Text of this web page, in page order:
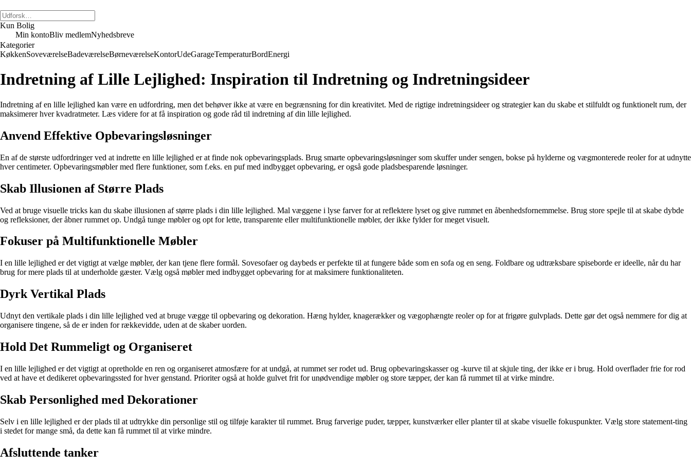
Kun Bolig
Min kontoBliv medlemNyhedsbreve
Kategorier
KøkkenSoveværelseBadeværelseBørneværelseKontorUdeGarageTemperaturBordEnergi
Indretning af Lille Lejlighed: Inspiration til Indretning og Indretningsideer
Indretning af en lille lejlighed kan være en udfordring, men det behøver ikke at være en begrænsning for din kreativitet. Med de rigtige indretningsideer og strategier kan du skabe et stilfuldt og funktionelt rum, der
maksimerer hver kvadratmeter. Læs videre for at få inspiration og gode råd til indretning af din lille lejlighed.
Anvend Effektive Opbevaringsløsninger
En af de største udfordringer ved at indrette en lille lejlighed er at finde nok opbevaringsplads. Brug smarte opbevaringsløsninger som skuffer under sengen, bokse på hylderne og vægmonterede reoler for at udnytte
hver centimeter. Opbevaringsmøbler med flere funktioner, som f.eks. en puf med indbygget opbevaring, er også gode pladsbesparende løsninger.
Skab Illusionen af Større Plads
Ved at bruge visuelle tricks kan du skabe illusionen af større plads i din lille lejlighed. Mal væggene i lyse farver for at reflektere lyset og give rummet en åbenhedsfornemmelse. Brug store spejle til at skabe dybde
og refleksioner, der åbner rummet op. Undgå tunge møbler og opt for lette, transparente eller multifunktionelle møbler, der ikke fylder for meget visuelt.
Fokuser på Multifunktionelle Møbler
I en lille lejlighed er det vigtigt at vælge møbler, der kan tjene flere formål. Sovesofaer og daybeds er perfekte til at fungere både som en sofa og en seng. Foldbare og udtræksbare spiseborde er ideelle, når du har
brug for mere plads til at underholde gæster. Vælg også møbler med indbygget opbevaring for at maksimere funktionaliteten.
Dyrk Vertikal Plads
Udnyt den vertikale plads i din lille lejlighed ved at bruge vægge til opbevaring og dekoration. Hæng hylder, knagerækker og vægophængte reoler op for at frigøre gulvplads. Dette gør det også nemmere for dig at
organisere tingene, så de er inden for rækkevidde, uden at de skaber uorden.
Hold Det Rummeligt og Organiseret
I en lille lejlighed er det vigtigt at opretholde en ren og organiseret atmosfære for at undgå, at rummet ser rodet ud. Brug opbevaringskasser og -kurve til at skjule ting, der ikke er i brug. Hold overflader frie for rod
ved at have et dedikeret opbevaringssted for hver genstand. Prioriter også at holde gulvet frit for unødvendige møbler og store tæpper, der kan få rummet til at virke mindre.
Skab Personlighed med Dekorationer
Selv i en lille lejlighed er der plads til at udtrykke din personlige stil og tilføje karakter til rummet. Brug farverige puder, tæpper, kunstværker eller planter til at skabe visuelle fokuspunkter. Vælg store statement-ting
i stedet for mange små, da dette kan få rummet til at virke mindre.
Afsluttende tanker